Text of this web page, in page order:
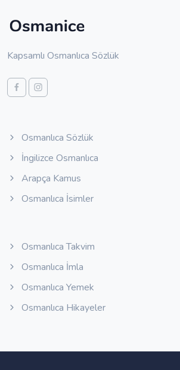
Kapsamlı Osmanlıca Sözlük
Osmanlıca Sözlük
İngilizce Osmanlıca
Arapça Kamus
Osmanlıca İsimler
Osmanlıca Takvim
Osmanlıca İmla
Osmanlıca Yemek
Osmanlıca Hikayeler